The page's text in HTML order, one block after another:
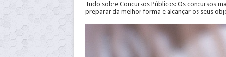
Tudo sobre Concursos Públicos: Os concursos
preparar da melhor forma e alcançar os seus